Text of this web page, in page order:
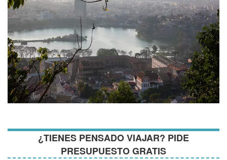
¿TIENES PENSADO VIAJAR? PIDE
PRESUPUESTO GRATIS